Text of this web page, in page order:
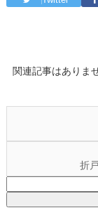
関連記事はありま
折
索: